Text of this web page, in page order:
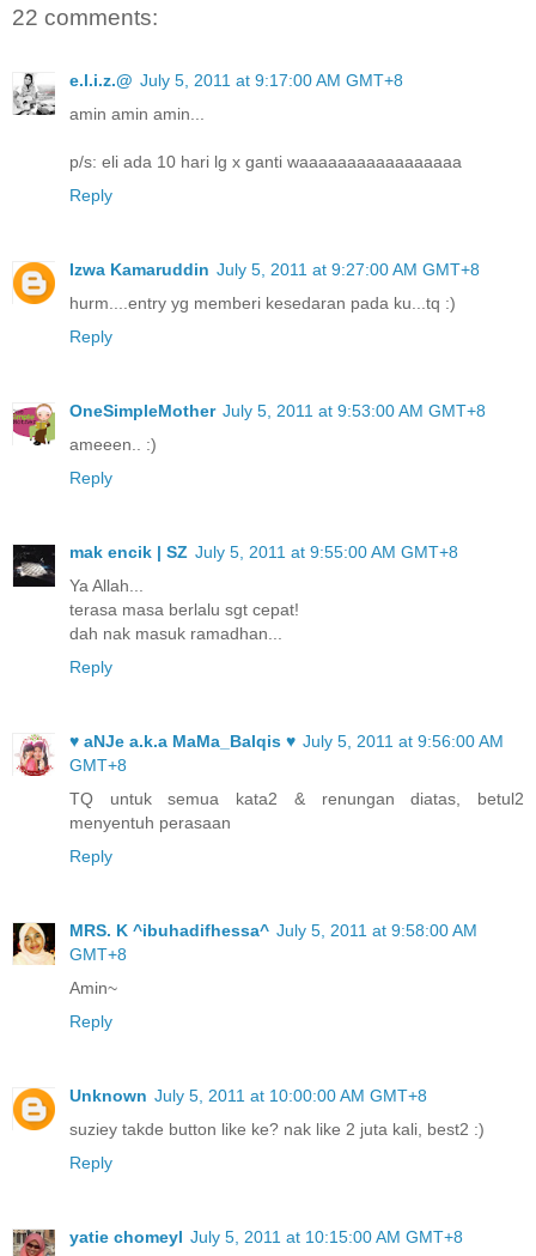
22 comments:
e.l.i.z.@ July 5, 2011 at 9:17:00 AM GMT+8
amin amin amin...
p/s: eli ada 10 hari lg x ganti waaaaaaaaaaaaaaaaa
Reply
Izwa Kamaruddin July 5, 2011 at 9:27:00 AM GMT+8
hurm....entry yg memberi kesedaran pada ku...tq :)
Reply
OneSimpleMother July 5, 2011 at 9:53:00 AM GMT+8
ameeen.. :)
Reply
mak encik | SZ July 5, 2011 at 9:55:00 AM GMT+8
Ya Allah...
terasa masa berlalu sgt cepat!
dah nak masuk ramadhan...
Reply
♥ aNJe a.k.a MaMa_Balqis ♥ July 5, 2011 at 9:56:00 AM
GMT+8
TQ untuk semua kata2 & renungan diatas, betul2
menyentuh perasaan
Reply
MRS. K ^ibuhadifhessa^ July 5, 2011 at 9:58:00 AM
GMT+8
Amin~
Reply
Unknown July 5, 2011 at 10:00:00 AM GMT+8
suziey takde button like ke? nak like 2 juta kali, best2 :)
Reply
yatie chomeyl July 5, 2011 at 10:15:00 AM GMT+8